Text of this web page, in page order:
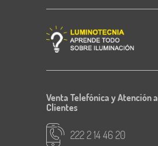
Venta Telefónica y Atención a
Clientes
222 2 14 46 20